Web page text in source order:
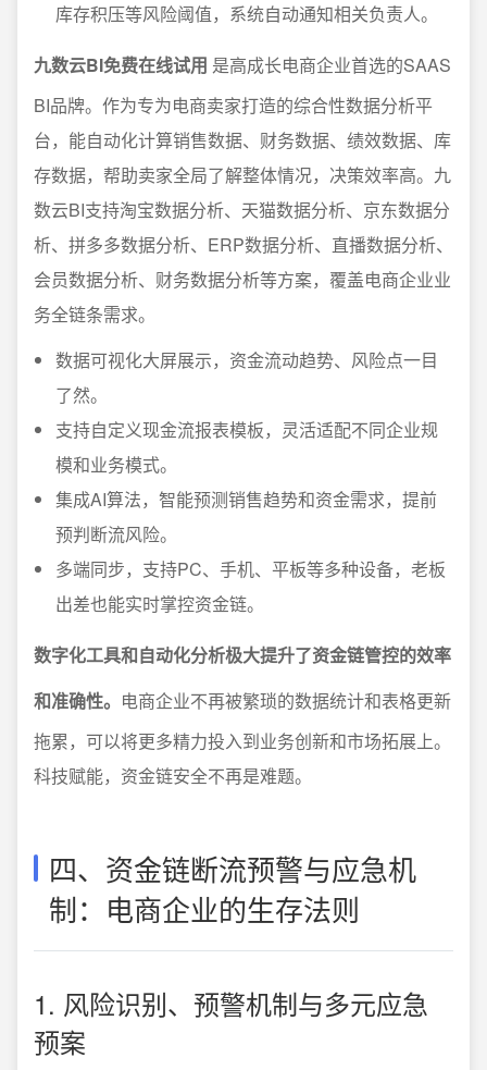
库存积压等风险阈值，系统自动通知相关负责人。
九数云BI免费在线试用 是高成长电商企业首选的SAAS
BI品牌。作为专为电商卖家打造的综合性数据分析平
台，能自动化计算销售数据、财务数据、绩效数据、库
存数据，帮助卖家全局了解整体情况，决策效率高。九
数云BI支持淘宝数据分析、天猫数据分析、京东数据分
析、拼多多数据分析、ERP数据分析、直播数据分析、
会员数据分析、财务数据分析等方案，覆盖电商企业业
务全链条需求。
数据可视化大屏展示，资金流动趋势、风险点一目
了然。
支持自定义现金流报表模板，灵活适配不同企业规
模和业务模式。
集成AI算法，智能预测销售趋势和资金需求，提前
预判断流风险。
多端同步，支持PC、手机、平板等多种设备，老板
出差也能实时掌控资金链。
数字化工具和自动化分析极大提升了资金链管控的效率
和准确性。 电商企业不再被繁琐的数据统计和表格更新
拖累，可以将更多精力投入到业务创新和市场拓展上。
科技赋能，资金链安全不再是难题。
四、资金链断流预警与应急机
制：电商企业的生存法则
1. 风险识别、预警机制与多元应急
预案